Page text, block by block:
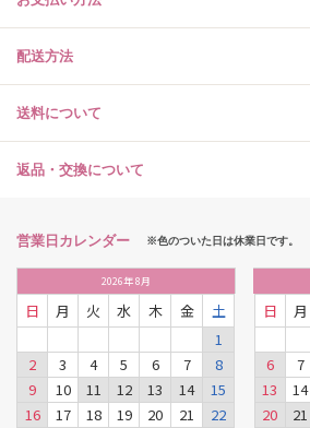
配送方法
送料について
返品・交換について
営業日カレンダー ※色のついた日は休業日です。
2026年8月
日 月 火 水 木 金
土
1
2
3 4 5 6 7
8
9
10 11 12 13 14
15
16
17 18 19 20 21 22
日 月
6
7
13
14
20
21